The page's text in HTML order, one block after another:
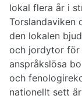
lokal flera år i
Torslandaviken
den lokalen
och jordytor för
anspråkslösa
och
nationellt sett